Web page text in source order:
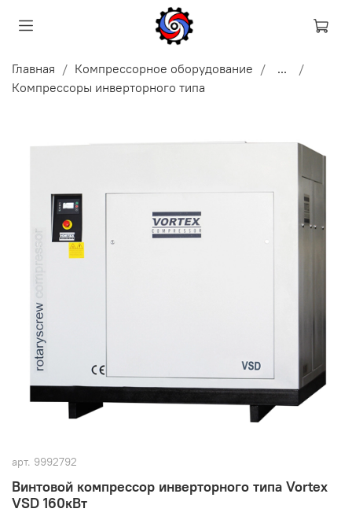
Главная Компрессорное оборудование
...
Компрессоры инверторного типа
арт. 9992792
Винтовой компрессор инверторного типа Vortex
VSD 160кВт